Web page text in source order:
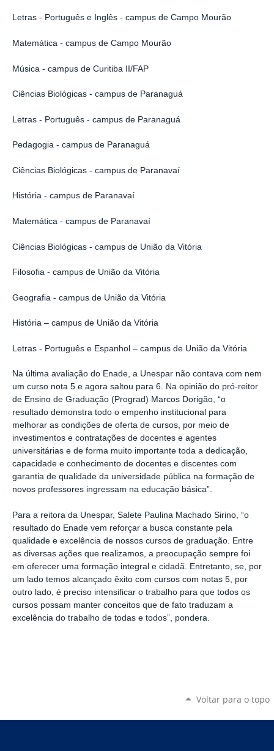
Letras - Português e Inglês - campus de Campo Mourão
Matemática - campus de Campo Mourão
Música - campus de Curitiba II/FAP
Ciências Biológicas - campus de Paranaguá
Letras - Português - campus de Paranaguá
Pedagogia - campus de Paranaguá
Ciências Biológicas - campus de Paranavaí
História - campus de Paranavaí
Matemática - campus de Paranavaí
Ciências Biológicas - campus de União da Vitória
Filosofia - campus de União da Vitória
Geografia - campus de União da Vitória
História – campus de União da Vitória
Letras - Português e Espanhol – campus de União da Vitória
Na última avaliação do Enade, a Unespar não contava com nem
um curso nota 5 e agora saltou para 6. Na opinião do pró-reitor
de Ensino de Graduação (Prograd) Marcos Dorigão, “o
resultado demonstra todo o empenho institucional para
melhorar as condições de oferta de cursos, por meio de
investimentos e contratações de docentes e agentes
universitárias e de forma muito importante toda a dedicação,
capacidade e conhecimento de docentes e discentes com
garantia de qualidade da universidade pública na formação de
novos professores ingressam na educação básica”.
Para a reitora da Unespar, Salete Paulina Machado Sirino, “o
resultado do Enade vem reforçar a busca constante pela
qualidade e excelência de nossos cursos de graduação. Entre
as diversas ações que realizamos, a preocupação sempre foi
em oferecer uma formação integral e cidadã. Entretanto, se, por
um lado temos alcançado êxito com cursos com notas 5, por
outro lado, é preciso intensificar o trabalho para que todos os
cursos possam manter conceitos que de fato traduzam a
excelência do trabalho de todas e todos”, pondera.
Voltar para o topo